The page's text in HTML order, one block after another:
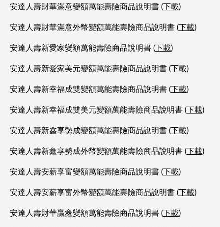
安達人壽財華滿意變額萬能壽險商品說明書 ( 下載)
安達人壽財華滿意外幣變額萬能壽險商品說明書 ( 下載)
安達人壽新愛家變額萬能壽險商品說明書 ( 下載)
安達人壽新愛家美元變額萬能壽險商品說明書 ( 下載)
安達人壽新幸福成雙變額萬能壽險商品說明書 ( 下載)
安達人壽新幸福成雙美元變額萬能壽險商品說明書 ( 下載)
安達人壽新鑫享勢成變額萬能壽險商品說明書 ( 下載)
安達人壽新鑫享勢成外幣變額萬能壽險商品說明書 ( 下載)
安達人壽安薪享富變額萬能壽險商品說明書 ( 下載)
安達人壽安薪享富外幣變額萬能壽險商品說明書 ( 下載)
安達人壽財華贏鑫變額萬能壽險商品說明書 ( 下載)